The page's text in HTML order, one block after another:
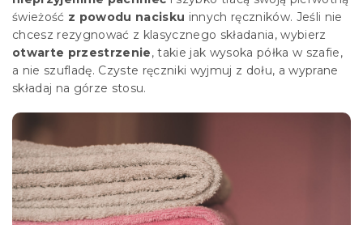
świeżość z powodu nacisku innych ręczników. Jeśli nie
chcesz rezygnować z klasycznego składania, wybierz
otwarte przestrzenie, takie jak wysoka półka w szafie,
a nie szufladę. Czyste ręczniki wyjmuj z dołu, a wyprane
składaj na górze stosu.